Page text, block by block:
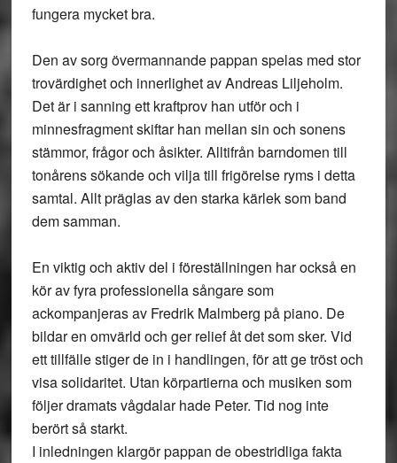
fungera mycket bra.
Den av sorg övermannande pappan spelas med stor
trovärdighet och innerlighet av Andreas Liljeholm.
Det är i sanning ett kraftprov han utför och i
minnesfragment skiftar han mellan sin och sonens
stämmor, frågor och åsikter. Alltifrån barndomen till
tonårens sökande och vilja till frigörelse ryms i detta
samtal. Allt präglas av den starka kärlek som band
dem samman.
En viktig och aktiv del i föreställningen har också en
kör av fyra professionella sångare som
ackompanjeras av Fredrik Malmberg på piano. De
bildar en omvärld och ger relief åt det som sker. Vid
ett tillfälle stiger de in i handlingen, för att ge tröst och
visa solidaritet. Utan körpartierna och musiken som
följer dramats vågdalar hade Peter. Tid nog inte
berört så starkt.
I inledningen klargör pappan de obestridliga fakta